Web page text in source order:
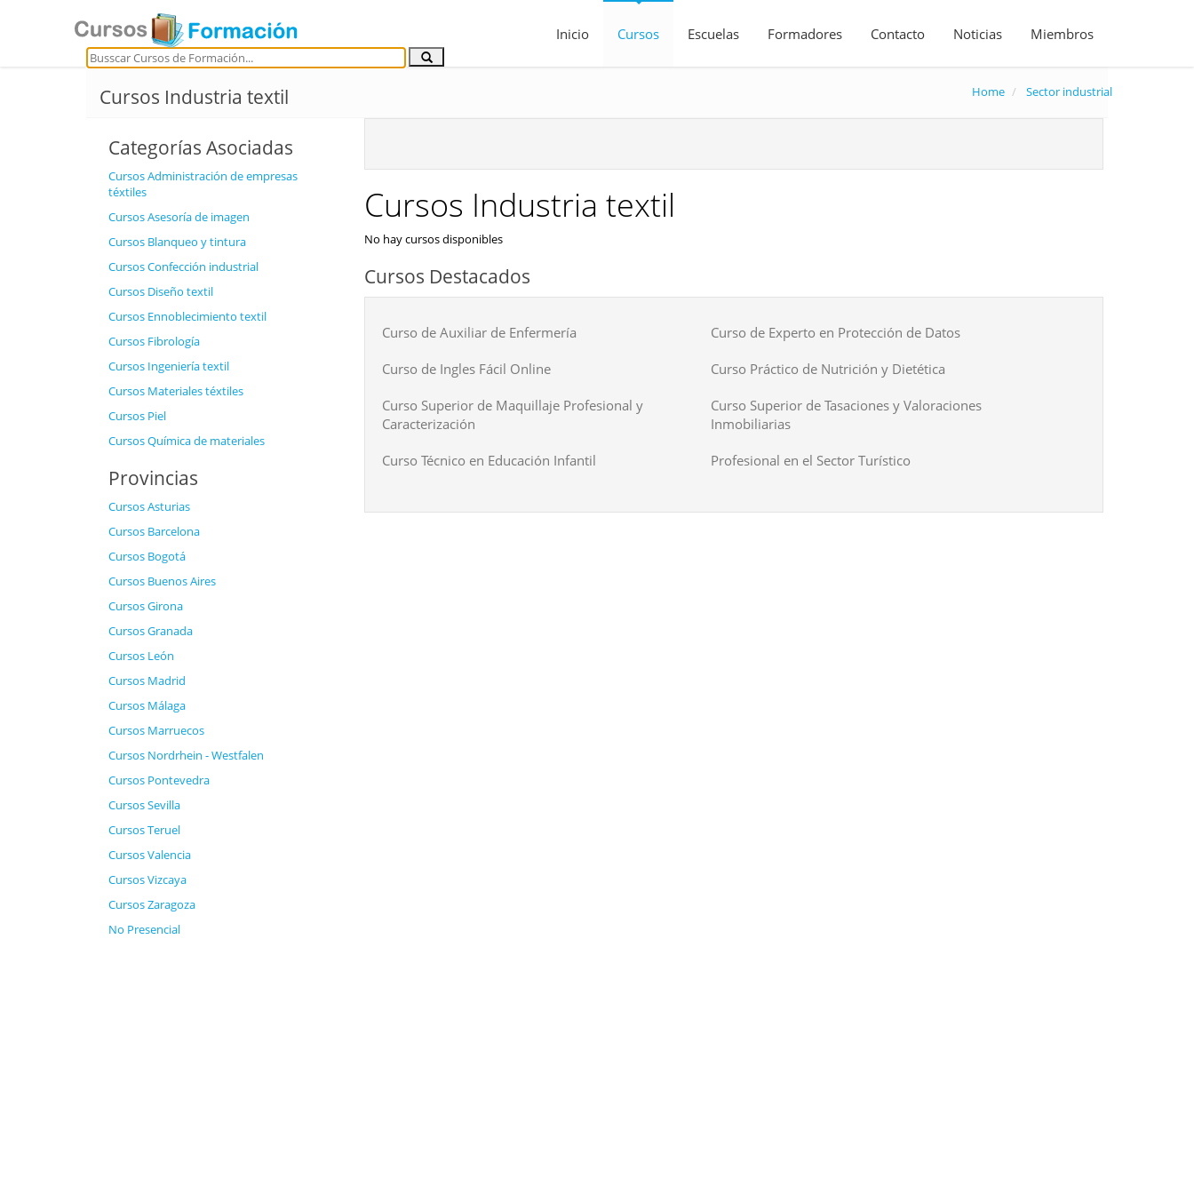
Inicio Cursos Escuelas Formadores Contacto Noticias Miembros
Cursos Industria textil Home Sector industrial
Categorías Asociadas
Cursos Administración de empresas
téxtiles
Cursos Asesoría de imagen
Cursos Blanqueo y tintura
Cursos Confección industrial
Cursos Diseño textil
Cursos Ennoblecimiento textil
Cursos Fibrología
Cursos Ingeniería textil
Cursos Materiales téxtiles
Cursos Piel
Cursos Química de materiales
Provincias
Cursos Asturias
Cursos Barcelona
Cursos Bogotá
Cursos Buenos Aires
Cursos Girona
Cursos Granada
Cursos León
Cursos Madrid
Cursos Málaga
Cursos Marruecos
Cursos Nordrhein - Westfalen
Cursos Pontevedra
Cursos Sevilla
Cursos Teruel
Cursos Valencia
Cursos Vizcaya
Cursos Zaragoza
No Presencial
Cursos Industria textil
No hay cursos disponibles
Cursos Destacados
Curso de Auxiliar de Enfermería Curso de Experto en Protección de Datos
Curso de Ingles Fácil Online Curso Práctico de Nutrición y Dietética
Curso Superior de Maquillaje Profesional y
Caracterización
Curso Superior de Tasaciones y Valoraciones
Inmobiliarias
Curso Técnico en Educación Infantil Profesional en el Sector Turístico